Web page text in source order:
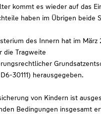
kommt es wieder auf das
haben im Übrigen beide
des Innern hat im März
die Tragweite
30111) herausgegeben.
von Kindern ist
Bedingungen insgesamt